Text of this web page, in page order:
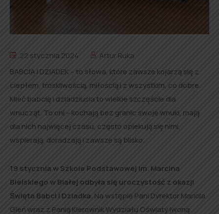
22 stycznia 2024
Artur Ruka
BABCIA I DZIADEK – to słowa, które zawsze kojarzą się z
ciepłem, troskliwością, miłością i z wszystkim, co dobre.
Mieć babcię i dziadziusia to wielkie szczęście dla
wnucząt. To oni – kochają bez granic swoje wnuki, mają
dla nich najwięcej czasu, często opiekują się nimi,
wspierają, doradzają i zawsze są blisko.
19 stycznia w Szkole Podstawowej im. Marcina
Bielskiego w Białej odbyła się uroczystość z okazji
Święta Babci i Dziadka. Na wstępie Pani Dyrektor Mariola
Gleń wraz z Panią Kierownik Wydziału Oświaty Iwoną